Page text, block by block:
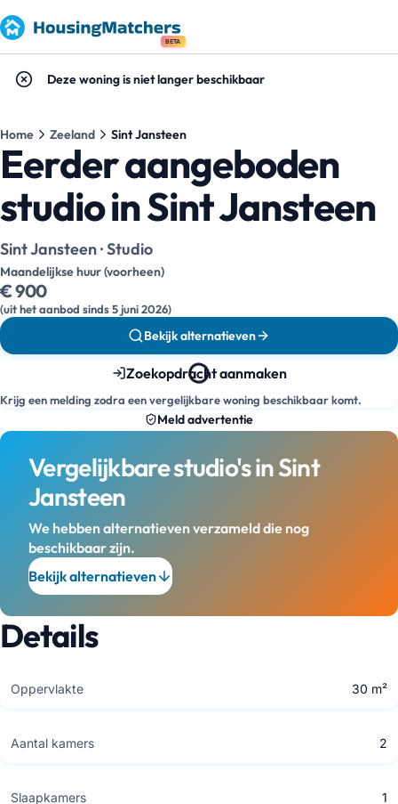
BETA
Deze woning is niet langer beschikbaar
Home Zeeland Sint Jansteen
Eerder aangeboden
studio in Sint Jansteen
Sint Jansteen · Studio
Maandelijkse huur (voorheen)
€ 900
(uit het aanbod sinds 5 juni 2026)
Bekijk alternatieven
Zoekopdracht aanmaken
Krijg een melding zodra een vergelijkbare woning beschikbaar komt.
Meld advertentie
Vergelijkbare studio's in Sint
Jansteen
We hebben alternatieven verzameld die nog
beschikbaar zijn.
Bekijk alternatieven
Details
Oppervlakte 30 m²
Aantal kamers 2
Slaapkamers 1